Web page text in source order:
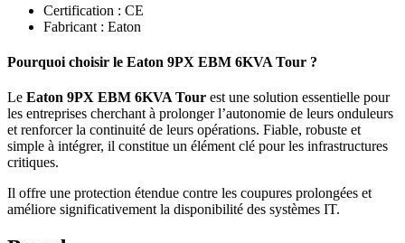
Certification : CE
Fabricant : Eaton
Pourquoi choisir le Eaton 9PX EBM 6KVA Tour ?
Le Eaton 9PX EBM 6KVA Tour est une solution essentielle pour
les entreprises cherchant à prolonger l’autonomie de leurs onduleurs
et renforcer la continuité de leurs opérations. Fiable, robuste et
simple à intégrer, il constitue un élément clé pour les infrastructures
critiques.
Il offre une protection étendue contre les coupures prolongées et
améliore significativement la disponibilité des systèmes IT.